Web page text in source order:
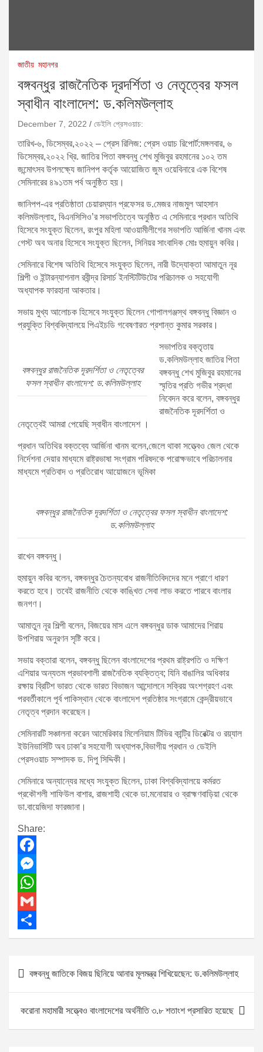
জাতীয় মহানগর
বঙ্গবন্ধুর রাজনৈতিক দূরদর্শিতা ও নেতৃত্বের ফসল
স্বাধীন বাংলাদেশ: ড.কলিমউল্লাহ
December 7, 2022 ডেইলি প্রেসওয়াচ:
তারিখ-৬, ডিসেম্বর,২০২২ – প্রেস রিলিজ: প্রেস ওয়াচ রিপোর্ট:মঙ্গলবার, ৬
ডিসেম্বর,২০২২ খ্রি. জাতির পিতা বঙ্গবন্ধু শেখ মুজিবুর রহমানের ১০২ তম
জন্মোৎসব উপলক্ষ্যে জানিপপ কর্তৃক আয়োজিত জুম ওয়েবিনারে এক বিশেষ
সেমিনারের ৪৯১তম পর্ব অনুষ্ঠিত হয়।
জানিপপ-এর প্রতিষ্ঠাতা চেয়ারম্যান প্রফেসর ড.মেজর নাজমুল আহসান
কলিমউল্লাহ, বিএনসিসিও’র সভাপতিত্বে অনুষ্ঠিত এ সেমিনারে প্রধান অতিথি
হিসেবে সংযুক্ত ছিলেন, রংপুর মহিলা আওয়ামীলীগের সভাপতি আর্জিনা খানম এবং
গেস্ট অব অনার হিসেবে সংযুক্ত ছিলেন, সিনিয়র সাংবাদিক মোঃ হুমায়ুন কবির।
সেমিনারে বিশেষ অতিথি হিসেবে সংযুক্ত ছিলেন, নারী উদ্যোক্তা আমাতুন নূর
শিল্পী ও ইন্টারন্যাশনাল রবীন্দ্র রিসার্চ ইনস্টিটিউটের পরিচালক ও সহযোগী
অধ্যাপক ফারহানা আকতার।
সভায় মুখ্য আলোচক হিসেবে সংযুক্ত ছিলেন গোপালগঞ্জস্থ বঙ্গবন্ধু বিজ্ঞান ও
প্রযুক্তি বিশ্ববিদ্যালয়ে পিএইচডি গবেষণারত প্রশান্ত কুমার সরকার।
বঙ্গবন্ধুর রাজনৈতিক দূরদর্শিতা ও নেতৃত্বের
ফসল স্বাধীন বাংলাদেশ: ড.কলিমউল্লাহ
সভাপতির বক্তৃতায়
ড.কলিমউল্লাহ জাতির পিতা
বঙ্গবন্ধু শেখ মুজিবুর রহমানের
স্মৃতির প্রতি গভীর শ্রদ্ধা
নিবেদন করে বলেন, বঙ্গবন্ধুর
রাজনৈতিক দূরদর্শিতা ও
নেতৃত্বেই আমরা পেয়েছি স্বাধীন বাংলাদেশ ।
প্রধান অতিথির বক্তব্যে আর্জিনা খানম বলেন,জেলে থাকা সত্ত্বেও জেল থেকে
নির্দেশনা দেয়ার মাধ্যমে রাষ্ট্রভাষা সংগ্রাম পরিষদকে পরোক্ষভাবে পরিচালনার
মাধ্যমে প্রতিবাদ ও প্রতিরোধ আয়োজনে ভূমিকা
বঙ্গবন্ধুর রাজনৈতিক দূরদর্শিতা ও নেতৃত্বের ফসল স্বাধীন বাংলাদেশ:
ড.কলিমউল্লাহ
রাখেন বঙ্গবন্ধু।
হুমায়ুন কবির বলেন, বঙ্গবন্ধুর চৈতন্যবোধ রাজনীতিবিদদের মনে প্রাণে ধারণ
করতে হবে। তবেই রাজনীতি থেকে কাঙ্খিত সেবা লাভ করতে পারবে বাংলার
জনগণ।
আমাতুন নূর শিল্পী বলেন, বিজয়ের মাস এলে বঙ্গবন্ধুর ডাক আমাদের শিরায়
উপশিরায় অনুরণন সৃষ্টি করে।
সভায় বক্তারা বলেন, বঙ্গবন্ধু ছিলেন বাংলাদেশের প্রথম রাষ্ট্রপতি ও দক্ষিণ
এশিয়ার অন্যতম প্রভাবশালী রাজনৈতিক ব্যক্তিত্ব; যিনি বাঙালির অধিকার
রক্ষায় ব্রিটিশ ভারত থেকে ভারত বিভাজন আন্দোলনে সক্রিয় অংশগ্রহণ এবং
পরবর্তীকালে পূর্ব পাকিস্থান থেকে বাংলাদেশ প্রতিষ্ঠার সংগ্রামে কেন্দ্রীয়ভাবে
নেতৃত্ব প্রদান করেছেন।
সেমিনারটি সঞ্চালনা করেন আমেরিকার মিলেনিয়াম টিভির কান্ট্রি ডিরেক্টর ও রয়্যাল
ইউনিভার্সিটি অব ঢাকা’র সহযোগী অধ্যাপক,বিভাগীয় প্রধান ও ডেইলি
প্রেসওয়াচ সম্পাদক ড. দিপু সিদ্দিকী।
সেমিনারে অন্যান্যের মধ্যে সংযুক্ত ছিলেন, ঢাকা বিশ্ববিদ্যালয়ে কর্মরত
প্রকৌশলী শাফিউল বাশার, রাজশাহী থেকে ডা.মনোয়ার ও ব্রাহ্মণবাড়িয়া থেকে
ডা.বায়েজিদা ফারজানা।
Share:
F
a
c
e
b
o
k
M
e
s
s
n
g
e
r
W
h
a
s
A
p
p
G
m
i
l
S
a
r
e
P
বঙ্গবন্ধু জাতিকে বিজয় ছিনিয়ে আনার মূলমন্ত্র শিখিয়েছেন: ড.কলিমউল্লাহ
করোনা মহামারী সত্ত্বেও বাংলাদেশের অর্থনীতি ৩.৮ শতাংশ প্রসারিত হয়েছে